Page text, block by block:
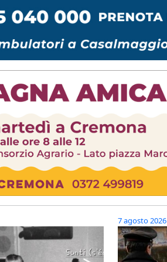
7 agosto 2026